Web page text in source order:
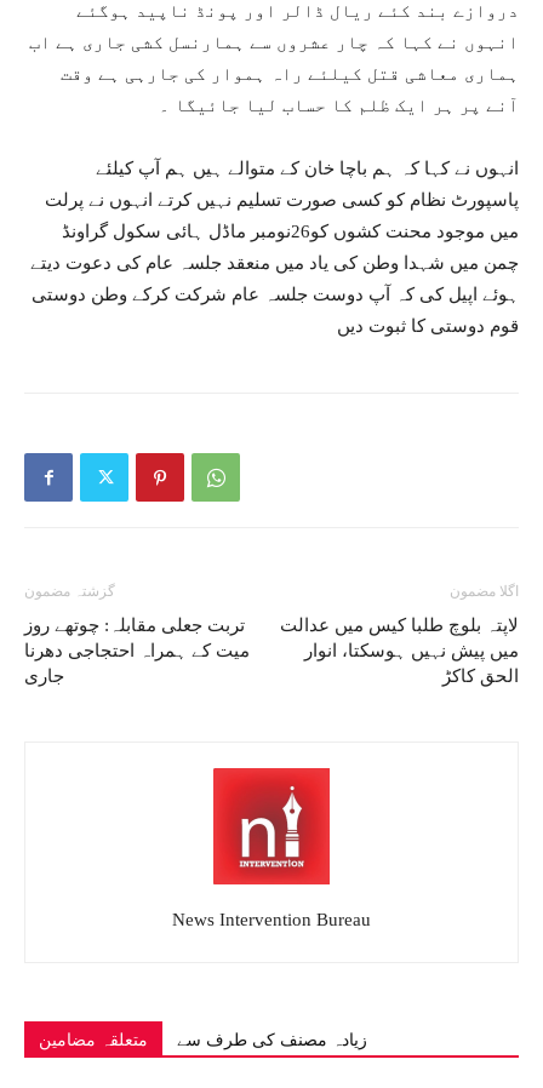
دروازے بند کئے ریال ڈالر اور پونڈ ناپید ہوگئے
انہوں نے کہا کہ چار عشروں سے ہمارنسل کشی جاری ہے اب
ہماری معاشی قتل کیلئے راہ ہموار کی جارہی ہے وقت
آنے پر ہر ایک ظلم کا حساب لیا جائیگا ۔
انہوں نے کہا کہ ہم باچا خان کے متوالے ہیں ہم آپ کیلئے
پاسپورٹ نظام کو کسی صورت تسلیم نہیں کرتے انہوں نے پرلت
میں موجود محنت کشوں کو26نومبر ماڈل ہائی سکول گراونڈ
چمن میں شہدا وطن کی یاد میں منعقد جلسہ عام کی دعوت دیتے
ہوئے اپیل کی کہ آپ دوست جلسہ عام شرکت کرکے وطن دوستی
قوم دوستی کا ثبوت دیں
گزشتہ مضمون
تربت جعلی مقابلہ: چوتھے روز
میت کے ہمراہ احتجاجی دھرنا
جاری
اگلا مضمون
لاپتہ بلوچ طلبا کیس میں عدالت
میں پیش نہیں ہوسکتا، انوار
الحق کاکڑ
News Intervention Bureau
متعلقہ مضامین زیادہ مصنف کی طرف سے